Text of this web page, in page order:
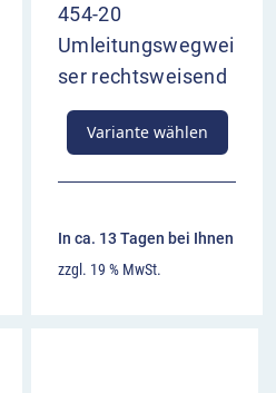
454-20
Umleitungswegwei
ser rechtsweisend
Variante wählen
In ca. 13 Tagen bei Ihnen
zzgl. 19 % MwSt.